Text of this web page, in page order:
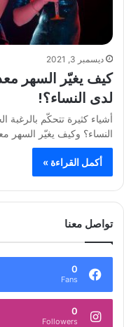
ديسمبر 3, 2021
كيف يغيّر السهر
لدى النساء؟!
أشياء كثيرة تتحكّم بالرغبة
النساء؟ وكيف يغيّر السهر
أكمل القراءة »
تواصل معنا
0
Fans
0
Followers